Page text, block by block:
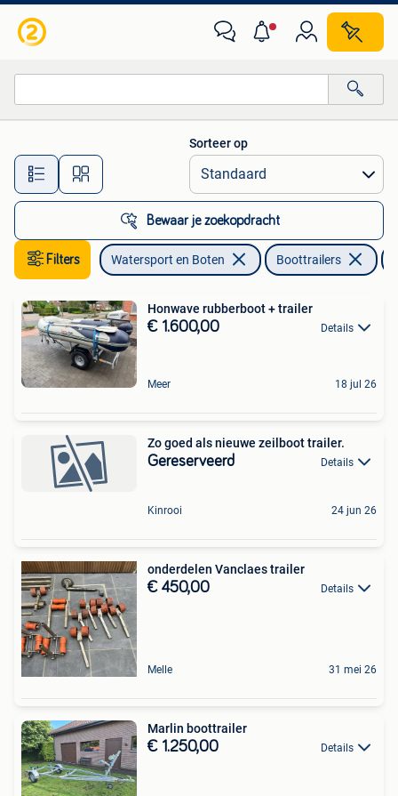
Alle afstanden…
Sorteer op
Bewaar je zoekopdracht
Filters Watersport en Boten Boottrailers
Honwave rubberboot + trailer
€ 1.600,00 Details
Meer 18 jul 26
Zo goed als nieuwe zeilboot trailer.
Gereserveerd Details
Kinrooi 24 jun 26
onderdelen Vanclaes trailer
€ 450,00 Details
Melle 31 mei 26
Marlin boottrailer
€ 1.250,00 Details